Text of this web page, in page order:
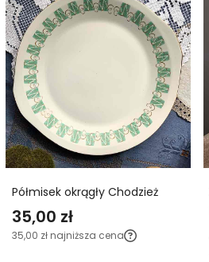
Półmisek okrągły Chodzież
35,00 zł
35,00 zł najniższa cena